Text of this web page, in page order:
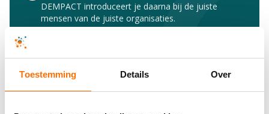
Toestemming Details Over
DEMPACT introduceert je daarna bij de juiste
mensen van de juiste organisaties.
In welke fase zit je onderzoek?